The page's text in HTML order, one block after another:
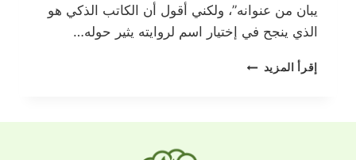
يبان من عنوانه”، ولكني أقول أن الكاتب الذكي هو
الذي ينجح في إختيار اسم لروايته يثير حوله…
إقرأ المزيد ليست